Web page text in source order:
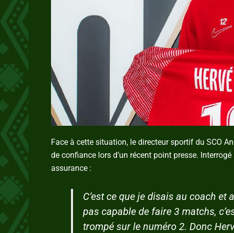
Face à cette situation, le directeur sportif du SCO
de confiance lors d’un récent point presse.
assurance :
C’est ce que je disais au coach et
pas capable de faire 3 matchs,
trompé sur le numéro 2. Donc